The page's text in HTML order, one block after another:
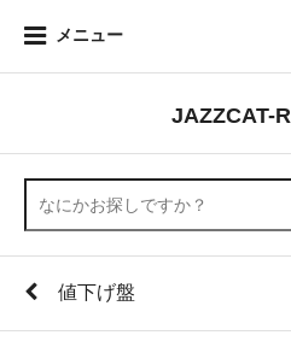
メニュー
JAZZCAT-
値下げ盤